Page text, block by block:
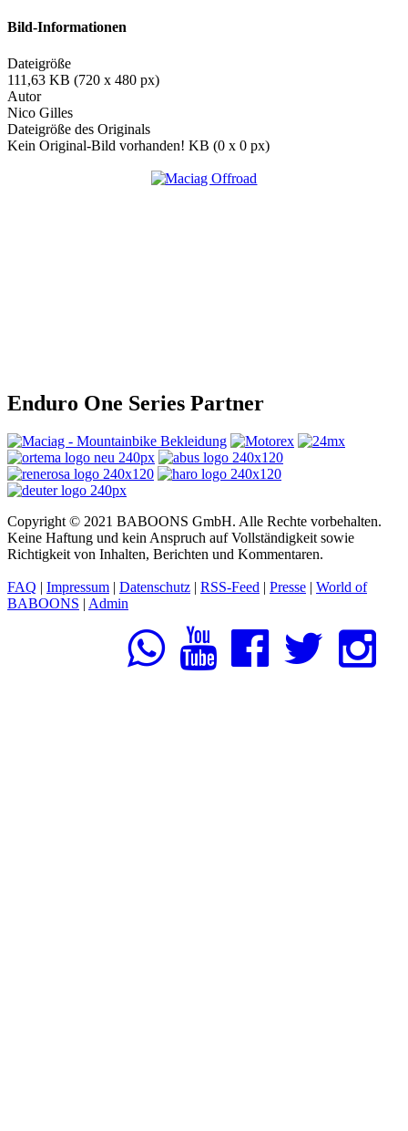
Bild-Informationen
Dateigröße
111,63 KB (720 x 480 px)
Autor
Nico Gilles
Dateigröße des Originals
Kein Original-Bild vorhanden! KB (0 x 0 px)
Enduro One Series Partner
Copyright © 2021 BABOONS GmbH. Alle Rechte vorbehalten.
Keine Haftung und kein Anspruch auf Vollständigkeit sowie
Richtigkeit von Inhalten, Berichten und Kommentaren.
FAQ Impressum Datenschutz RSS-Feed Presse
World of
BABOONS
Admin